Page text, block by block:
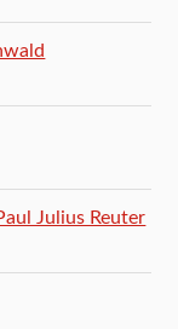
Julius Reuter